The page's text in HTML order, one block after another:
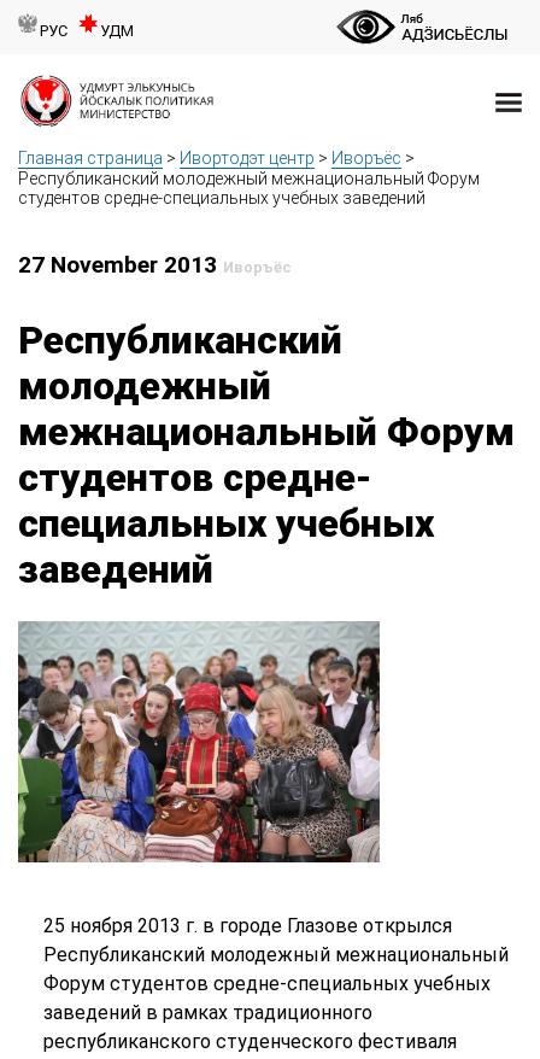
РУС УДМ
Главная страница > Ивортодэт центр > Иворъёс >
Республиканский молодежный межнациональный Форум
студентов средне-специальных учебных заведений
27 November 2013 Иворъёс
Республиканский
молодежный
межнациональный Форум
студентов средне-
специальных учебных
заведений
25 ноября 2013 г. в городе Глазове открылся
Республиканский молодежный межнациональный
Форум студентов средне-специальных учебных
заведений в рамках традиционного
республиканского студенческого фестиваля